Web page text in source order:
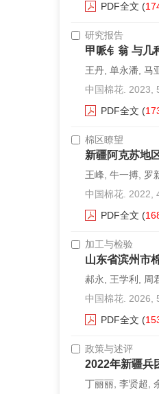
PDF全文 (
研究报告
甲哌钅翁 与几
王丹, 单永潘, 马
中国棉花. 2023,
PDF全文 (
棉区瞭望
新疆阿克苏地
王峰, 牛一搏, 罗
中国棉花. 2022,
PDF全文 (
加工与检验
山东省滨州市
郝永, 王学利, 周
中国棉花. 2026,
PDF全文 (
政策与述评
2022年新疆兵
丁丽丽, 李贤超,